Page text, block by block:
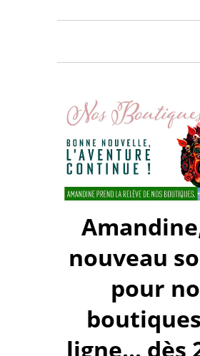
nouveau
pour
ligne... dès